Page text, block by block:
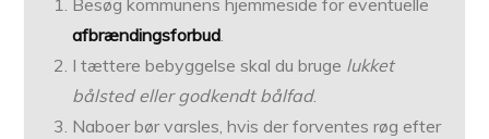
Besøg kommunens hjemmeside for eventuelle
afbrændingsforbud.
I tættere bebyggelse skal du bruge lukket
bålsted eller godkendt bålfad.
Naboer bør varsles, hvis der forventes røg efter